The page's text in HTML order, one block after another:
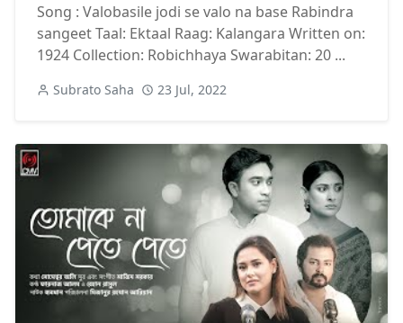
Song : Valobasile jodi se valo na base Rabindra
sangeet Taal: Ektaal Raag: Kalangara Written on:
1924 Collection: Robichhaya Swarabitan: 20 ...
Subrato Saha 23 Jul, 2022